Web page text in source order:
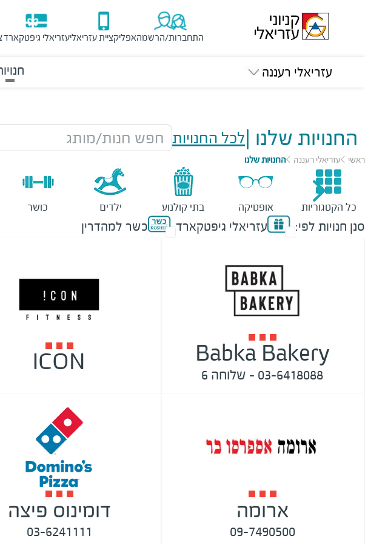
התחברות/הרשמהאפליקציית עזריאליעזריאלי גיפטקארד
עזריאלי רעננה
החנויות שלנו |לכל החנויות חפש חנות/מותג
ראשי עזריאלי רעננה החנויות שלנו
כל הקטגוריות אופטיקה בתי קולנוע ילדים כושר
סנן חנויות לפי: עזריאלי גיפטקארד כשר למהדרין
Babka Bakery
03-6418088 – שלוחה 6
ICON
ארומה
09-7490500
דומינוס פיצה
03-6241111